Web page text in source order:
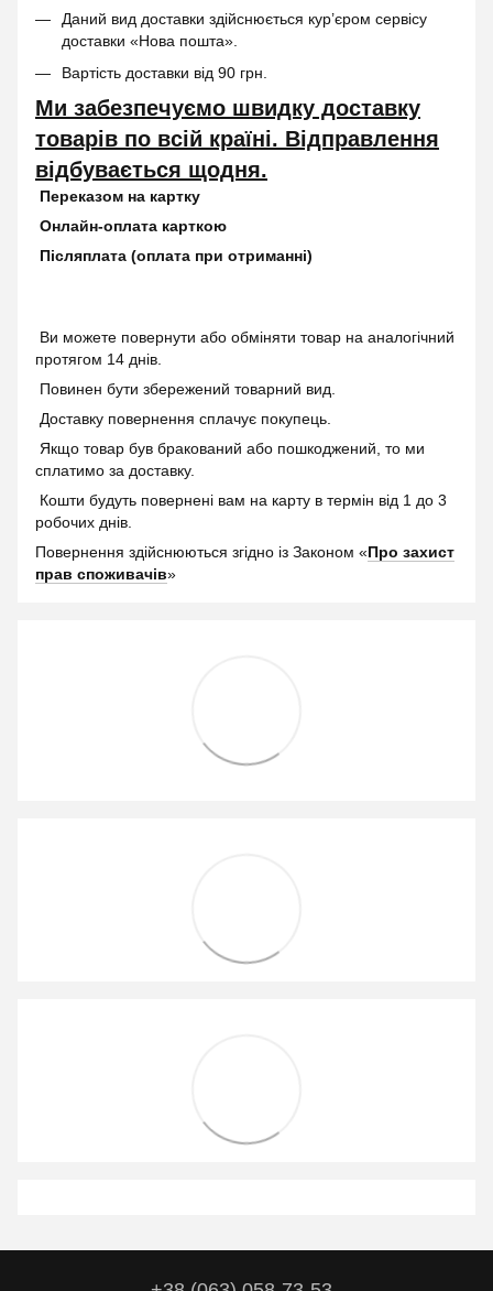
Даний вид доставки здійснюється кур’єром сервісу
доставки «Нова пошта».
Вартість доставки від 90 грн.
Ми забезпечуємо швидку доставку
товарів по всій країні. Відправлення
відбувається щодня.
Переказом на картку
Онлайн-оплата карткою
Післяплата (оплата при отриманні)
Ви можете повернути або обміняти товар на аналогічний
протягом 14 днів.
Повинен бути збережений товарний вид.
Доставку повернення сплачує покупець.
Якщо товар був бракований або пошкоджений, то ми
сплатимо за доставку.
Кошти будуть повернені вам на карту в термін від 1 до 3
робочих днів.
Повернення здійснюються згідно із Законом «Про захист
прав споживачів»